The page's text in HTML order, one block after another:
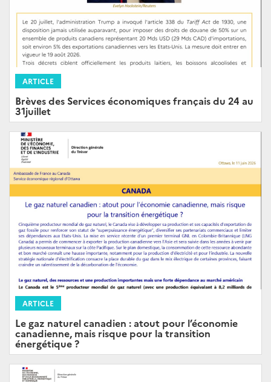
ARTICLE
Brèves des Services économiques français du 24 au
31juillet
ARTICLE
Le gaz naturel canadien : atout pour l’économie
canadienne, mais risque pour la transition
énergétique ?